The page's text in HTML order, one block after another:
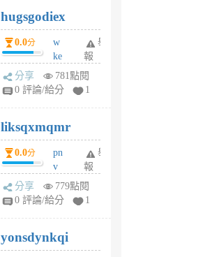
6
個
月
前
hugsgodiex
0.0分
w
ke
rv
pj
6
個
月
前
舉
報
分享
781點閱
0 評論/給分
1
liksqxmqmr
0.0分
pn
v
wt
sv
6
個
舉
報
分享
779點閱
0 評論/給分
1
yonsdynkqi